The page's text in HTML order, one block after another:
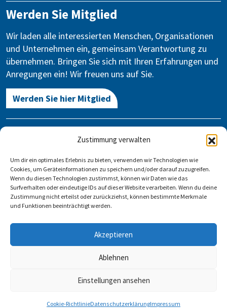
Zustimmung verwalten
Um dir ein optimales Erlebnis zu bieten, verwenden wir Technologien wie
Cookies, um Geräteinformationen zu speichern und/oder darauf zuzugreifen.
Wenn du diesen Technologien zustimmst, können wir Daten wie das
Surfverhalten oder eindeutige IDs auf dieser Website verarbeiten. Wenn du deine
Zustimmung nicht erteilst oder zurückziehst, können bestimmte Merkmale
und Funktionen beeinträchtigt werden.
Akzeptieren
Ablehnen
Einstellungen ansehen
Cookie-RichtlinieDatenschutzerklärungImpressum
Werden Sie Mitglied
Wir laden alle interessierten Menschen, Organisationen
und Unternehmen ein, gemeinsam Verantwortung zu
übernehmen. Bringen Sie sich mit Ihren Erfahrungen und
Anregungen ein! Wir freuen uns auf Sie.
Werden Sie hier Mitglied
Kontakt
Stauffenbergstraße 13-14
10785 Berlin
info@gegen-vergessen.de
Kontakt